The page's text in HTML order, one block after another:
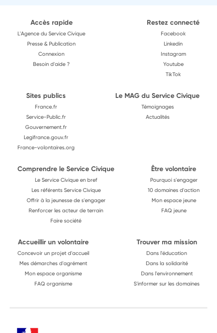
Accès rapide
L'Agence du Service Civique
Presse & Publication
Connexion
Besoin d'aide ?
Restez connecté
Facebook
Linkedin
Instagram
Youtube
TikTok
Sites publics
France.fr
Service-Public.fr
Gouvernement.fr
Legifrance.gouv.fr
France-volontaires.org
Le MAG du Service Civique
Témoignages
Actualités
Comprendre le Service Civique
Le Service Civique en bref
Les référents Service Civique
Offrir à la jeunesse de s'engager
Renforcer les acteur de terrain
Faire société
Être volontaire
Pourquoi s'engager
10 domaines d'action
Mon espace jeune
FAQ jeune
Accueillir un volontaire
Concevoir un projet d'accueil
Mes démarches d'agrément
Mon espace organisme
FAQ organisme
Trouver ma mission
Dans l'éducation
Dans la solidarité
Dans l'environnement
S'informer sur les domaines